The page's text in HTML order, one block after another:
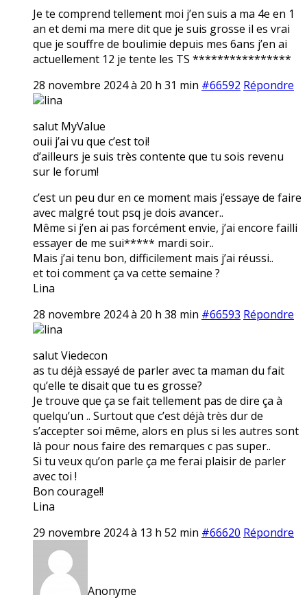
Je te comprend tellement moi j’en suis a ma 4e en 1
an et demi ma mere dit que je suis grosse il es vrai
que je souffre de boulimie depuis mes 6ans j’en ai
actuellement 12 je tente les TS ****************
28 novembre 2024 à 20 h 31 min #66592 Répondre
lina
salut MyValue
ouii j’ai vu que c’est toi!
d’ailleurs je suis très contente que tu sois revenu
sur le forum!
c’est un peu dur en ce moment mais j’essaye de faire
avec malgré tout psq je dois avancer..
Même si j’en ai pas forcément envie, j’ai encore failli
essayer de me sui***** mardi soir..
Mais j’ai tenu bon, difficilement mais j’ai réussi..
et toi comment ça va cette semaine ?
Lina
28 novembre 2024 à 20 h 38 min #66593 Répondre
lina
salut Viedecon
as tu déjà essayé de parler avec ta maman du fait
qu’elle te disait que tu es grosse?
Je trouve que ça se fait tellement pas de dire ça à
quelqu’un .. Surtout que c’est déjà très dur de
s’accepter soi même, alors en plus si les autres sont
là pour nous faire des remarques c pas super..
Si tu veux qu’on parle ça me ferai plaisir de parler
avec toi !
Bon courage!!
Lina
29 novembre 2024 à 13 h 52 min #66620 Répondre
Anonyme